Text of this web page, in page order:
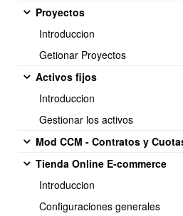
Proyectos
Introduccion
Getionar Proyectos
Activos fijos
Introduccion
Gestionar los activos
Mod CCM - Contratos y
Tienda Online E-commerce
Introduccion
Configuraciones generales
Una vez liberado el DTE, debera
Traspaso Libro Compras ),